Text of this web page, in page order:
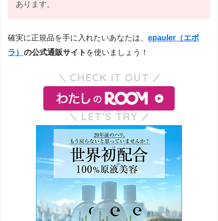
あります。
確実に正規品を手に入れたいあなたは、 epauler（エポ
ラ） の公式通販サイト を使いましょう！
CHECK IT OUT
LET’S TRY